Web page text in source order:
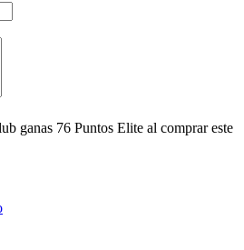
ganas 76 Puntos Elite al comprar este